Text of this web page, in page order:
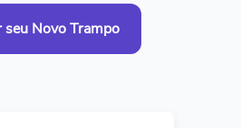
seu Novo Trampo